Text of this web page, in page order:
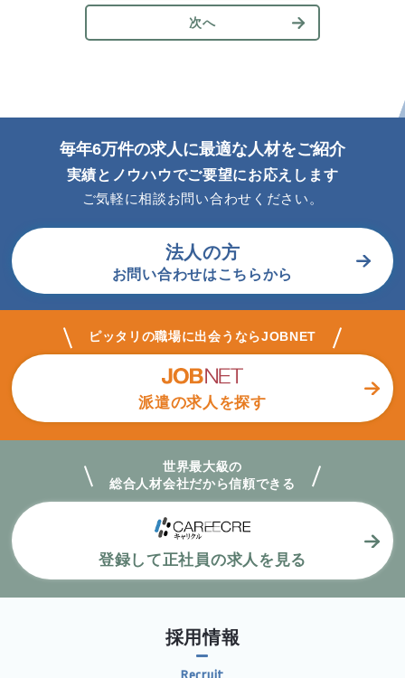
次へ
毎年6万件の求人に最適な人材をご紹介
実績とノウハウでご要望にお応えします
ご気軽に相談お問い合わせください。
法人の方
お問い合わせはこちらから
ピッタリの職場に出会うならJOBNET
派遣の求人を探す
世界最大級の
総合人材会社だから信頼できる
登録して正社員の求人を見る
採用情報